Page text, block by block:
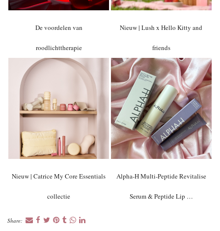
De voordelen van
roodlichttherapie
Nieuw | Lush x Hello Kitty and
friends
Nieuw | Catrice My Core Essentials
collectie
Alpha-H Multi-Peptide Revitalise
Serum & Peptide Lip …
Share: